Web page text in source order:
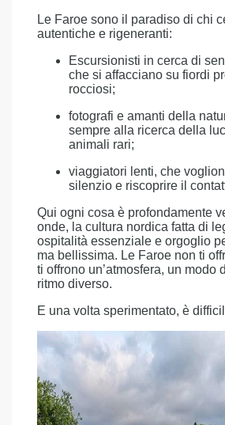
Le Faroe sono il paradiso di chi
autentiche e rigeneranti:
Escursionisti in cerca di
che si affacciano su fiordi
rocciosi;
fotografi e amanti della
sempre alla ricerca della
animali rari;
viaggiatori lenti, che
silenzio e riscoprire il
Qui ogni cosa è profondamente
onde, la cultura nordica fatta di
ospitalità essenziale e orgoglio
ma bellissima. Le Faroe non ti
ti offrono un’atmosfera, un modo
ritmo diverso.
E una volta sperimentato, è